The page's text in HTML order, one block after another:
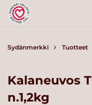
Sydänmerkki Tuotteet
Kalaneuvos
n.1,2kg